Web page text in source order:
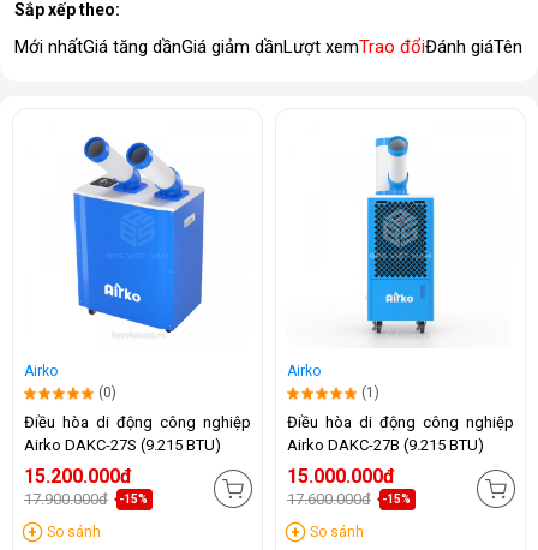
Sắp xếp theo:
Mới nhấtGiá tăng dầnGiá giảm dầnLượt xemTrao đổiĐánh giáTên
Airko
(0)
Điều hòa di động công nghiệp
Airko DAKC-27S (9.215 BTU)
15.200.000đ
17.900.000đ -15%
So sánh
Airko
(1)
Điều hòa di động công nghiệp
Airko DAKC-27B (9.215 BTU)
15.000.000đ
17.600.000đ -15%
So sánh